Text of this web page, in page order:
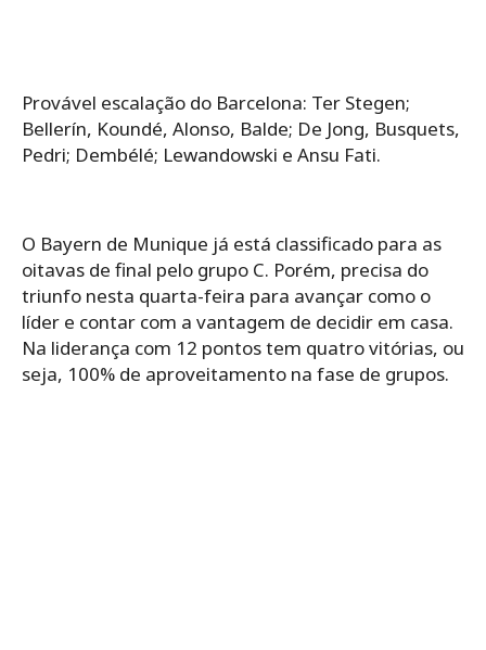
Provável escalação do Barcelona: Ter Stegen;
Bellerín, Koundé, Alonso, Balde; De Jong, Busquets,
Pedri; Dembélé; Lewandowski e Ansu Fati.
O Bayern de Munique já está classificado para as
oitavas de final pelo grupo C. Porém, precisa do
triunfo nesta quarta-feira para avançar como o
líder e contar com a vantagem de decidir em casa.
Na liderança com 12 pontos tem quatro vitórias, ou
seja, 100% de aproveitamento na fase de grupos.